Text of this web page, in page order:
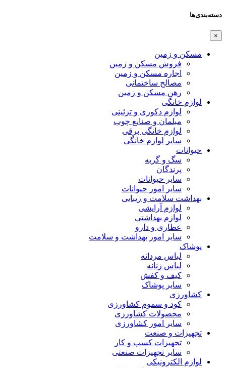
دسته‌بندی‌ها
×
مسکن و زمین
فروش مسکن و زمین
اجاره مسکن و زمین
مصالح ساختمانی
رهن مسکن و زمین
لوازم خانگی
لوازم دکوری و تزئینی
مبلمان و صنایع چوب
لوازم خانگی برقی
سایر لوازم خانگی
حیوانات
سگ و گربه
پرندگان
سایر حیوانات
سایر امور حیوانات
بهداشت سلامت و زیبایی
لوازم آرایشی
لوازم بهداشتی
عطاری و دارو
سایر امور بهداشت و سلامت
پوشاک
لباس مردانه
لباس زنانه
کیف و کفش
سایر پوشاک
کشاورزی
کود و سموم کشاورزی
محصولات کشاورزی
سایر امور کشاورزی
تجهیزات و صنعت
تجهیزات کسب و کار
سایر تجهیزات صنعتی
لوازم الکترونیکی